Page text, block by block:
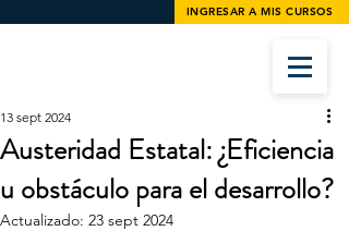
INGRESAR A MIS CURSOS
Austeridad Estatal: ¿Eficiencia
u obstáculo para el desarrollo?
13 sept 2024
Actualizado: 23 sept 2024